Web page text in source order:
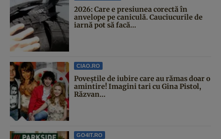
2026: Care e presiunea corectă în
anvelope pe caniculă. Cauciucurile de
iarnă pot să facă...
CIAO.RO
Poveştile de iubire care au rămas doar o
amintire! Imagini tari cu Gina Pistol,
Răzvan...
GO4IT.RO